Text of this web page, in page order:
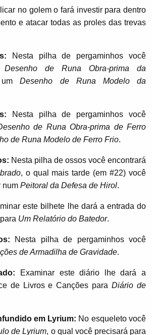
no golem o fará investir para dentro
e atacar todas as proles das trevas
Nesta pilha de pergaminhos você
Desenho de Runa Obra-prima da
Desenho de Runa Modelo da
Nesta pilha de pergaminhos você
de Runa Obra-prima de Ferro
de Runa Modelo de Ferro Frio.
Nesta pilha de ossos você encontrará
, o qual mais tarde (em #22) você
num Peitoral da Defesa de Hirol.
este bilhete lhe dará a entrada do
Um Relatório do Batedor.
Nesta pilha de pergaminhos você
de Armadilha de Gravidade.
Examinar este diário lhe dará a
de Livros e Canções paraDiário de
em Lyrium: No esqueleto você
de Lyrium, o qual você precisará para